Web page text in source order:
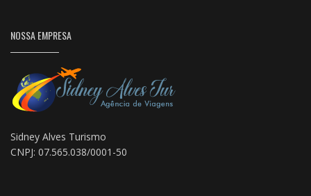
NOSSA EMPRESA
Sidney Alves Turismo
CNPJ: 07.565.038/0001-50